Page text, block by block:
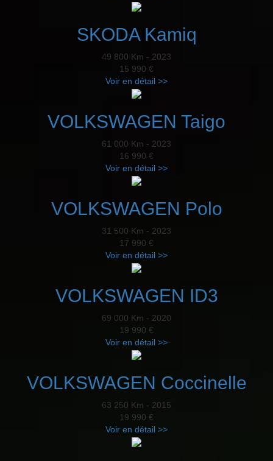
SKODA Kamiq
49 800 Km - 2023
15 990 €
Voir en détail >>
VOLKSWAGEN Taigo
61 000 Km - 2023
16 990 €
Voir en détail >>
VOLKSWAGEN Polo
31 500 Km - 2023
17 990 €
Voir en détail >>
VOLKSWAGEN ID3
69 000 Km - 2020
19 990 €
Voir en détail >>
VOLKSWAGEN Coccinelle
63 250 Km - 2015
19 990 €
Voir en détail >>